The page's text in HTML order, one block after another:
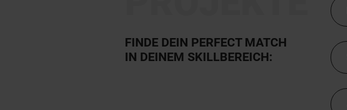
FINDE DEIN PERFECT MATCH
IN DEINEM SKILLBEREICH: